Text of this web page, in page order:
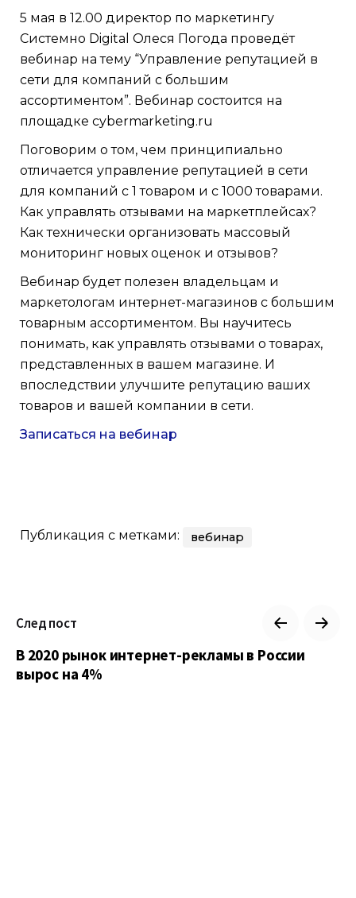
5 мая в 12.00 директор по маркетингу
Системно Digital Олеся Погода проведёт
вебинар на тему “Управление репутацией в
сети для компаний с большим
ассортиментом”. Вебинар состоится на
площадке cybermarketing.ru
Поговорим о том, чем принципиально
отличается управление репутацией в сети
для компаний с 1 товаром и с 1000 товарами.
Как управлять отзывами на маркетплейсах?
Как технически организовать массовый
мониторинг новых оценок и отзывов?
Вебинар будет полезен владельцам и
маркетологам интернет-магазинов с большим
товарным ассортиментом. Вы научитесь
понимать, как управлять отзывами о товарах,
представленных в вашем магазине. И
впоследствии улучшите репутацию ваших
товаров и вашей компании в сети.
Записаться на вебинар
Публикация с метками: вебинар
След пост
В 2020 рынок интернет-рекламы в России
вырос на 4%